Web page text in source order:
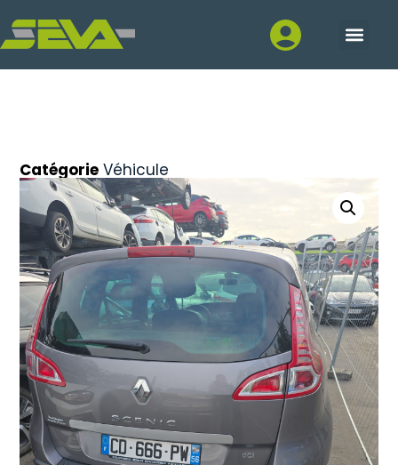
Catégorie Véhicule